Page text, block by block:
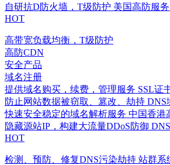
自研抗D防火墙，T级防护 美国高防服
HOT
高带宽负载均衡，T级防护
高防CDN
安全产品
域名注册
提供域名购买，续费，管理服务 SSL证
防止网站数据被窃取、篡改、劫持 DNS
快速安全稳定的域名解析服务 中国香港
隐藏源站IP，构建大流量DDoS防御
HOT
检测、预防、修复DNS污染劫持 站群系